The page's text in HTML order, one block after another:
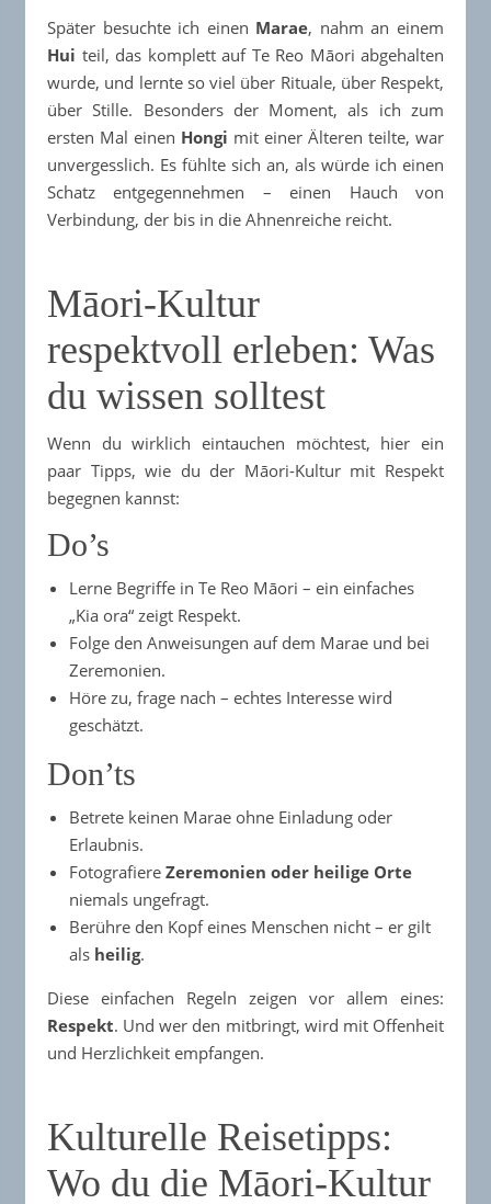
Später besuchte ich einen Marae, nahm an einem
Hui teil, das komplett auf Te Reo Māori abgehalten
wurde, und lernte so viel über Rituale, über Respekt,
über Stille. Besonders der Moment, als ich zum
ersten Mal einen Hongi mit einer Älteren teilte, war
unvergesslich. Es fühlte sich an, als würde ich einen
Schatz entgegennehmen – einen Hauch von
Verbindung, der bis in die Ahnenreiche reicht.
Māori-Kultur
respektvoll erleben: Was
du wissen solltest
Wenn du wirklich eintauchen möchtest, hier ein
paar Tipps, wie du der Māori-Kultur mit Respekt
begegnen kannst:
Do’s
Lerne Begriffe in Te Reo Māori – ein einfaches
„Kia ora“ zeigt Respekt.
Folge den Anweisungen auf dem Marae und bei
Zeremonien.
Höre zu, frage nach – echtes Interesse wird
geschätzt.
Don’ts
Betrete keinen Marae ohne Einladung oder
Erlaubnis.
Fotografiere Zeremonien oder heilige Orte
niemals ungefragt.
Berühre den Kopf eines Menschen nicht – er gilt
als heilig.
Diese einfachen Regeln zeigen vor allem eines:
Respekt. Und wer den mitbringt, wird mit Offenheit
und Herzlichkeit empfangen.
Kulturelle Reisetipps:
Wo du die Māori-Kultur